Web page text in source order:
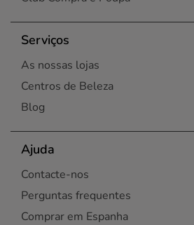
Serviços
As nossas lojas
Centros de Beleza
Blog
Ajuda
Contacte-nos
Perguntas frequentes
Comprar em Espanha